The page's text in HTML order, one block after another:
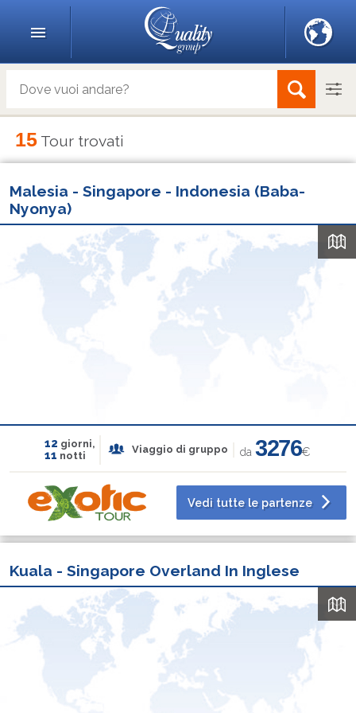
15 Tour trovati
Malesia - Singapore - Indonesia (Baba-
Nyonya)
12 giorni,
11 notti
Viaggio di gruppo da3276€
Vedi tutte le partenze
Kuala - Singapore Overland In Inglese